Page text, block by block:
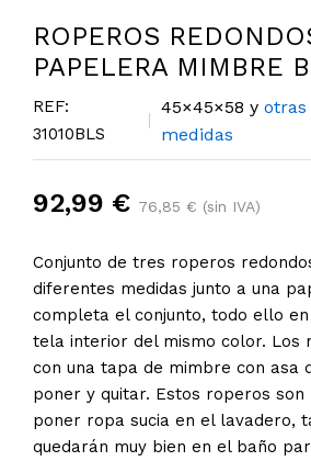
ROPEROS
PAPELERA MIMBRE
REF:
31010BLS
45×45×58 yotras
medidas
92,99 € 76,85 € (sin IVA)
Conjunto de tres roperos
diferentes medidas junto a una
completa el conjunto, todo ello
tela interior del mismo color. Los
con una tapa de mimbre con asa
poner y quitar. Estos roperos
poner ropa sucia en el lavadero,
quedarán muy bien en el baño